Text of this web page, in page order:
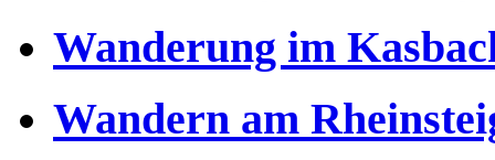
Wanderung im
Wandern am